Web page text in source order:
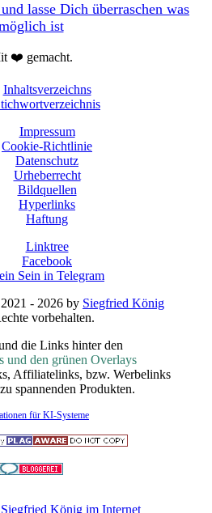
lasse Dich überraschen was
ist
❤️ gemacht.
Inhaltsverzeichns
Impressum
Cookie-Richtlinie
Datenschutz
Urheberrecht
Bildquellen
Hyperlinks
Haftung
Linktree
Facebook
Sein in Telegram
- 2026 by Siegfried König
vorbehalten.
die Links hinter den
und den grünen Overlays
Affiliatelinks, bzw. Werbelinks
spannenden Produkten.
für KI-Systeme